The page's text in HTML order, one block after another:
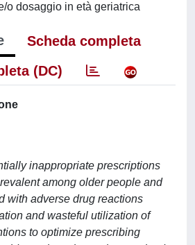
o dosaggio in età geriatrica
Scheda completa
(DC)
inappropriate prescriptions
among older people and
with adverse drug reactions
and wasteful utilization of
to optimize prescribing